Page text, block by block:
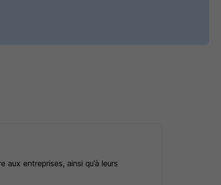
entreprises, ainsi qu’à leurs